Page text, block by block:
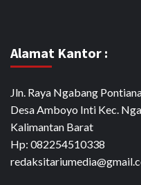
Alamat Kantor :
Jln. Raya Ngabang
Desa Amboyo Inti Kec.
Kalimantan Barat
Hp: 082254510338